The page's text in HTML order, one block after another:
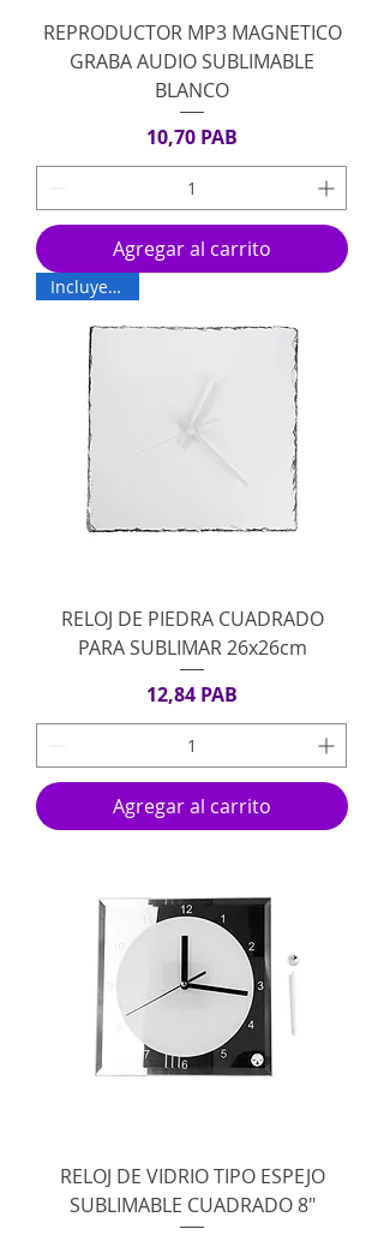
REPRODUCTOR MP3 MAGNETICO
GRABA AUDIO SUBLIMABLE
BLANCO
Precio
10,70 PAB
Agregar al carrito
Incluye Base
RELOJ DE PIEDRA CUADRADO
PARA SUBLIMAR 26x26cm
Precio
12,84 PAB
Agregar al carrito
RELOJ DE VIDRIO TIPO ESPEJO
SUBLIMABLE CUADRADO 8"